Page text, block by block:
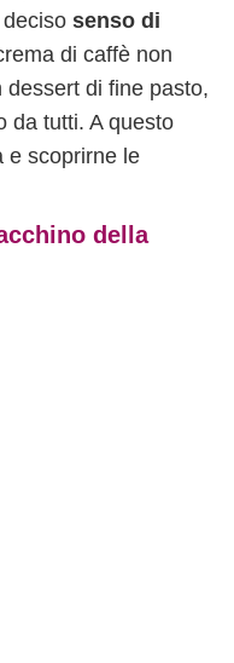
senso di
di caffè non
di fine pasto,
da tutti. A questo
e scoprirne le
della